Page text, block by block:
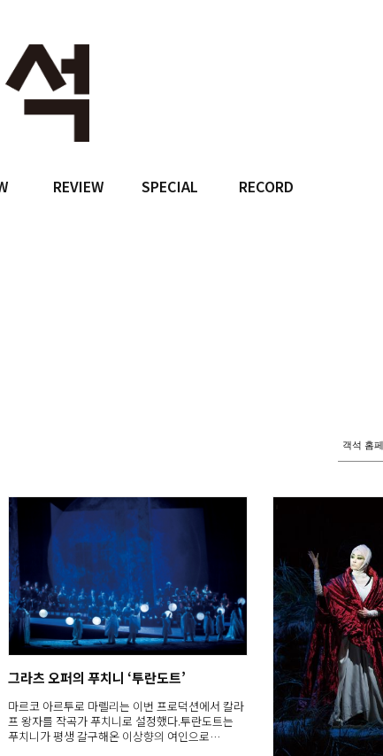
REVIEW SPECIAL RECORD
그라츠 오퍼의 푸치니 ‘투란도트’
마르코 아르투로 마렐리는 이번 프로덕션에서 칼라
프 왕자를 작곡가 푸치니로 설정했다.투란도트는
푸치니가 평생 갈구해온 이상향의 여인으로…